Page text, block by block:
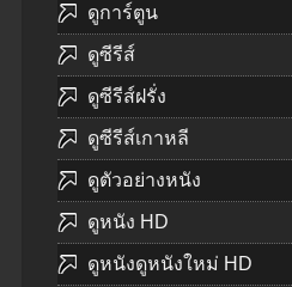
ดูการ์ตูน
ดูซีรีส์
ดูซีรีส์ฝรั่ง
ดูซีรีส์เกาหลี
ดูตัวอย่างหนัง
ดูหนัง HD
ดูหนังดูหนังใหม่ HD